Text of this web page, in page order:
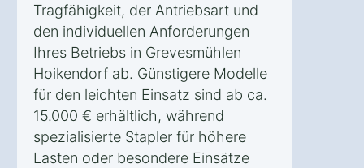
Tragfähigkeit, der Antriebsart und
den individuellen Anforderungen
Ihres Betriebs in Grevesmühlen
Hoikendorf ab. Günstigere Modelle
für den leichten Einsatz sind ab ca.
15.000 € erhältlich, während
spezialisierte Stapler für höhere
Lasten oder besondere Einsätze